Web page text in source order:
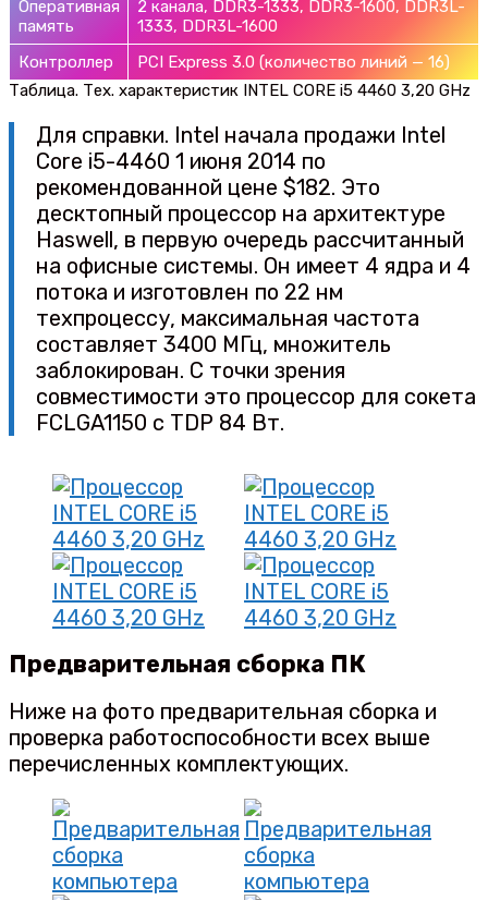
Оперативная
память
2 канала, DDR3-1333, DDR3-1600, DDR3L-
1333, DDR3L-1600
Контроллер
PCI Express 3.0 (количество линий — 16)
Таблица. Тех. характеристик INTEL CORE i5 4460 3,20 GHz
Для справки. Intel начала продажи Intel
Core i5-4460 1 июня 2014 по
рекомендованной цене $182. Это
десктопный процессор на архитектуре
Haswell, в первую очередь рассчитанный
на офисные системы. Он имеет 4 ядра и 4
потока и изготовлен по 22 нм
техпроцессу, максимальная частота
составляет 3400 МГц, множитель
заблокирован. С точки зрения
совместимости это процессор для сокета
FCLGA1150 с TDP 84 Вт.
Предварительная сборка ПК
Ниже на фото предварительная сборка и
проверка работоспособности всех выше
перечисленных комплектующих.